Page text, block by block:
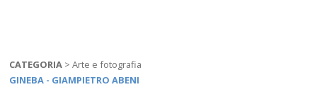
CATEGORIA >Arte e fotografia
GINEBA - GIAMPIETRO ABENI